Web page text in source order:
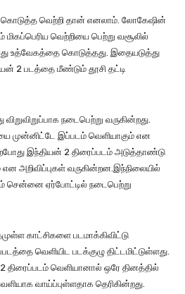
வெற்றி தான் எனலாம். லோகேஷின்
வெற்றியை பெற்று வசூலில்
உத்வேகத்தை கொடுத்தது. இதையடுத்து
2 படத்தை மீண்டும் தூசி தட்டி
நடைபெற்று வருகின்றது.
முன்னிட்டே இப்படம் வெளியாகும் என
இந்தியன் 2 திரைப்படம் அடுத்தாண்டு
அறிவிப்புகள் வருகின்றன.இந்நிலையில்
சென்னை ஏர்போட்டில் நடைபெற்று
காட்சிகளை படமாக்கிவிட்டு
வெளியிட படக்குழு திட்டமிட்டுள்ளது.
திரைப்படம் வெளியானால் ஒரே தினத்தில்
வாய்ப்புள்ளதாக தெரிகின்றது.